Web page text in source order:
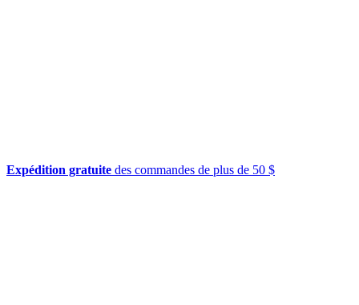
Expédition gratuite des commandes de plus de 50 $